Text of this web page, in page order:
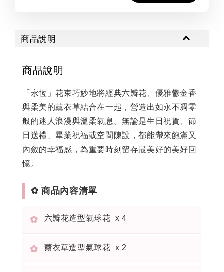
商品說明
商品說明
「永恆」花束巧妙地將經典六瓣花、優雅鬱金香
與柔美的薰衣草結合在一起，營造出如永不凋零
般的迷人浪漫與溫柔氣息。無論是生日祝賀、節
日送禮、畢業祝福或空間陳設，都能帶來飽滿又
內斂的幸福感，為重要時刻留存最美好的美好回
憶。
✿ 商品內容清單
✿ 六瓣花造型氣球花 x 4
✿ 薰衣草造型氣球花 x 2